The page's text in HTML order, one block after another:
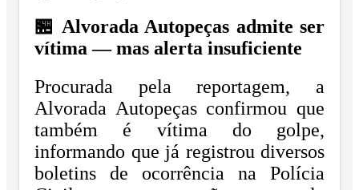
🏪 Alvorada Autopeças admite ser
vítima — mas alerta insuficiente
Procurada pela reportagem, a
Alvorada Autopeças confirmou que
também é vítima do golpe,
informando que já registrou diversos
boletins de ocorrência na Polícia